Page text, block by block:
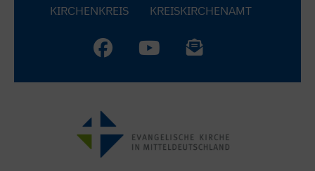
KIRCHENKREIS KREISKIRCHENAMT